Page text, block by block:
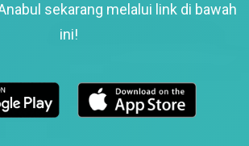
sekarang melalui link di bawah
ini!